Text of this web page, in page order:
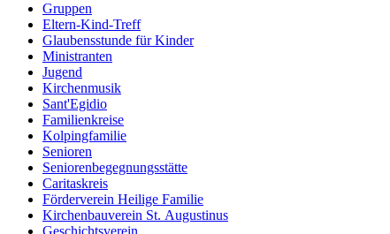
Gruppen
Eltern-Kind-Treff
Glaubensstunde für Kinder
Ministranten
Jugend
Kirchenmusik
Sant'Egidio
Familienkreise
Kolpingfamilie
Senioren
Senioren­begegnungs­stätte
Caritaskreis
Förderverein Heilige Familie
Kirchenbauverein St. Augustinus
Geschichtsverein